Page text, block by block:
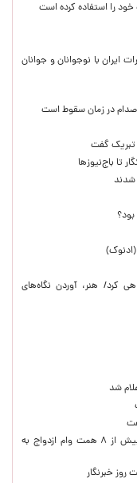
ایران با نوجوانان و جوانان
صدام در زمان سقوط است
تبریک گفت
تا باج‌نیوزها
کرد/ هنر، آوردن نگاه‌های
شد
در چهار ماه نخست ۱۴۰۵ رقم خورد؛ پرداخت بیش از ۸ همت وام ازدواج به
روز خبرنگار